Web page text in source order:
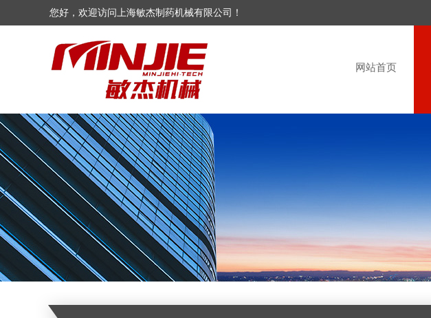
您好，欢迎访问上海敏杰制药机械有限公司！
网站首页